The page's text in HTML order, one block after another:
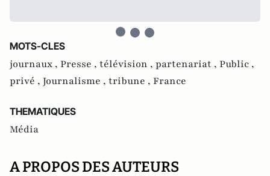
MOTS-CLES
journaux , Presse , télévision , partenariat , Public ,
privé , Journalisme , tribune , France
THEMATIQUES
Média
A PROPOS DES AUTEURS